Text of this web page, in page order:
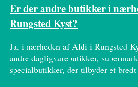
Er der andre butikker i
Rungsted Kyst?
Ja, i nærheden af Aldi i Rungsted
andre dagligvarebutikker,
specialbutikker, der tilbyder et